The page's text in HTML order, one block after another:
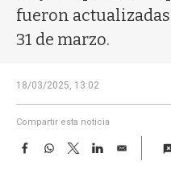
fueron
31 de marzo.
18/03/2025, 13:02
Compartir esta noticia
F
W
T
w
L
E